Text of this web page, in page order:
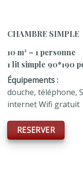
CHAMBRE SIMPLE
10 m² – 1 personne
1 lit simple 90*190
Équipements :
douche, téléphone,
internet Wifi gratuit
RESERVER